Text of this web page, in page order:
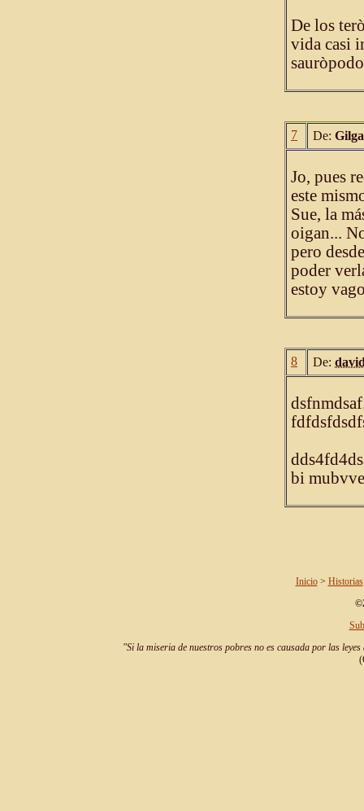
De los
vida casi
7 De:
Jo, pues
este
Sue, la
oigan...
pero
poder
estoy
8 De:
bi
Inicio> Historias
"Si la miseria de nuestros pobres no es causada por las